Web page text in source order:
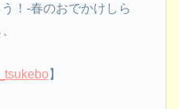
！-春のおでかけしら
】